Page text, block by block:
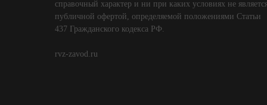
справочный характер и ни при каких условиях не
публичной офертой, определяемой положениями Статьи
437 Гражданского кодекса РФ.
rvz-zavod.ru